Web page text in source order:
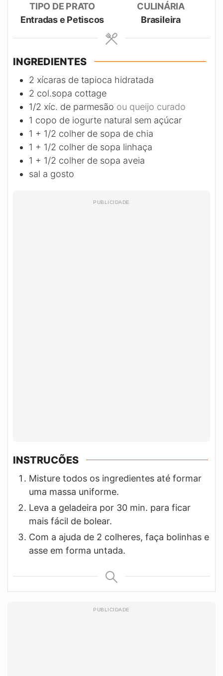
TIPO DE PRATO
Entradas e Petiscos
CULINÁRIA
Brasileira
INGREDIENTES
2 xícaras de tapioca hidratada
2 col.sopa cottage
1/2 xíc. de parmesão ou queijo curado
1 copo de iogurte natural sem açúcar
1 + 1/2 colher de sopa de chia
1 + 1/2 colher de sopa linhaça
1 + 1/2 colher de sopa aveia
sal a gosto
INSTRUCÕES
Misture todos os ingredientes até formar
uma massa uniforme.
Leva a geladeira por 30 min. para ficar
mais fácil de bolear.
Com a ajuda de 2 colheres, faça bolinhas e
asse em forma untada.